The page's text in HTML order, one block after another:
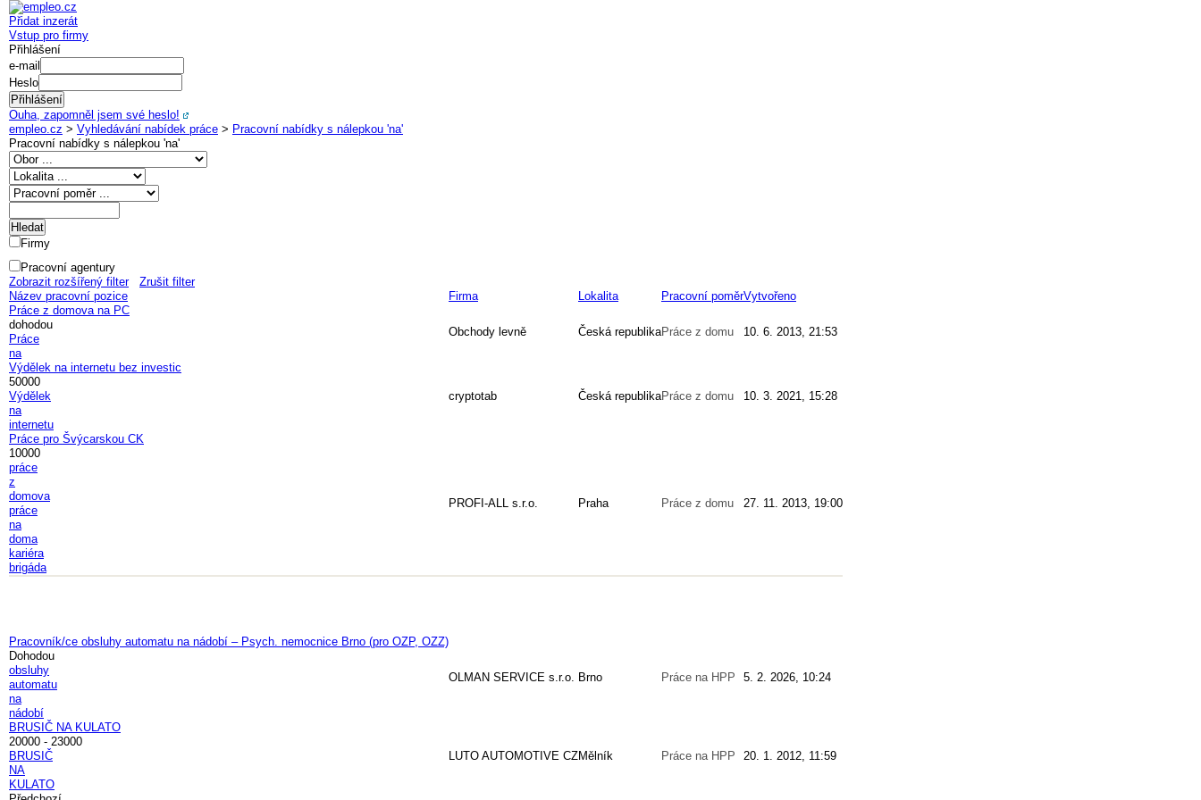
Přidat inzerát
Vstup pro firmy
Přihlášení
e-mail
Heslo
Ouha, zapomněl jsem své heslo!
empleo.cz > Vyhledávání nabídek práce > Pracovní nabídky s nálepkou 'na'
Pracovní nabídky s nálepkou 'na'
Firmy
Pracovní agentury
Zobrazit rozšířený filter
Zrušit filter
Název pracovní pozice
Firma Lokalita Pracovní poměrVytvořeno
Práce z domova na PC
dohodou
Práce
na
Obchody levně Česká republikaPráce z domu 10. 6. 2013, 21:53
Výdělek na internetu bez investic
50000
Výdělek
na
internetu
cryptotab Česká republikaPráce z domu 10. 3. 2021, 15:28
Práce pro Švýcarskou CK
10000
práce
z
domova
práce
na
doma
kariéra
brigáda
PROFI-ALL s.r.o. Praha Práce z domu 27. 11. 2013, 19:00
Pracovník/ce obsluhy automatu na nádobí – Psych. nemocnice Brno (pro OZP, OZZ)
Dohodou
obsluhy
automatu
na
nádobí
OLMAN SERVICE s.r.o. Brno Práce na HPP 5. 2. 2026, 10:24
BRUSIČ NA KULATO
20000 - 23000
BRUSIČ
NA
KULATO
LUTO AUTOMOTIVE CZMělník Práce na HPP 20. 1. 2012, 11:59